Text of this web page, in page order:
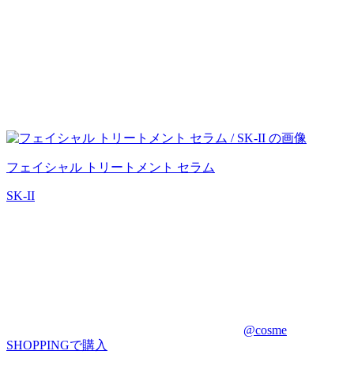
フェイシャル トリートメント セラム
SK-II
@cosme
SHOPPINGで購入